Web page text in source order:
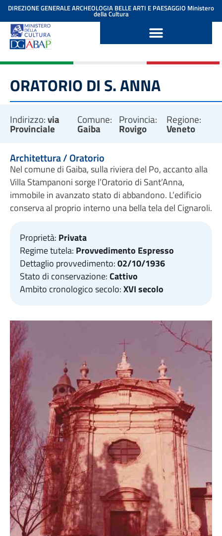
contenuto
DIREZIONE GENERALE ARCHEOLOGIA BELLE ARTI E PAESAGGIO Ministero
della Cultura
ORATORIO DI S. ANNA
Indirizzo:via
Provinciale
Comune:
Gaiba
Provincia:
Rovigo
Regione:
Veneto
Architettura / Oratorio
Nel comune di Gaiba, sulla riviera del Po, accanto alla
Villa Stampanoni sorge l’Oratorio di Sant’Anna,
immobile in avanzato stato di abbandono. L’edificio
conserva al proprio interno una bella tela del Cignaroli.
Proprietà: Privata
Regime tutela: Provvedimento Espresso
Dettaglio provvedimento:02/10/1936
Stato di conservazione:Cattivo
Ambito cronologico secolo:XVI secolo